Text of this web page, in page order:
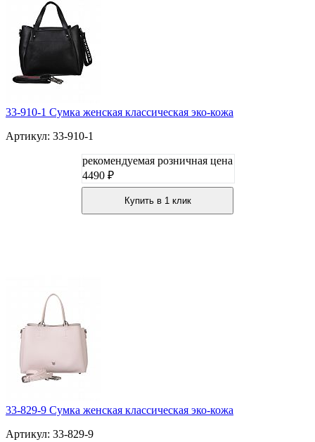
33-910-1 Сумка женская классическая эко-кожа
Артикул: 33-910-1
рекомендуемая розничная цена
4490 ₽
Купить в 1 клик
33-829-9 Сумка женская классическая эко-кожа
Артикул: 33-829-9